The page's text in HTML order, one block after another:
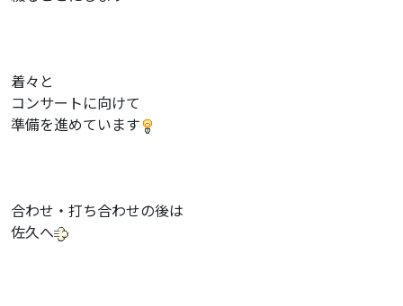
着々と
コンサートに向けて
準備を進めています
合わせ・打ち合わせの後は
佐久へ